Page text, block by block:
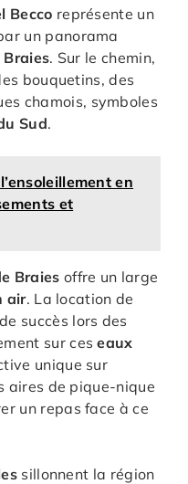
Becco représente un
un panorama
. Sur le chemin,
bouquetins, des
chamois, symboles
Sud.
en
et
Braies offre un large
air. La location de
succès lors des
sur ceseaux
unique sur
aires de pique-nique
un repas face à ce
sillonnent la région